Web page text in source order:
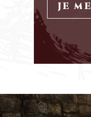
JE